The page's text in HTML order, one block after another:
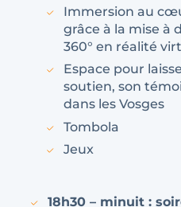
Immersion au
grâce à la mise à
360° en réalité
Espace pour
soutien, son
dans les Vosges
Tombola
Jeux
18h30 – minuit :